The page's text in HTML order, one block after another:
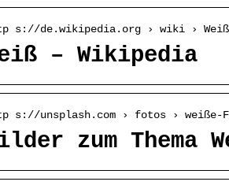
s://de.wikipedia.org › wiki › Weiß
– Wikipedia
s://unsplash.com › fotos › weiße-
zum Thema